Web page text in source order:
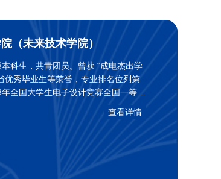
（未来技术学院）
科生，共青团员。曾获 “成电杰出学
优秀毕业生等荣誉，专业排名位列第
全国大学生电子设计竞赛全国一等
赛（英特尔杯）一等奖、2023年全
竞赛二等奖等奖项。
查看详情